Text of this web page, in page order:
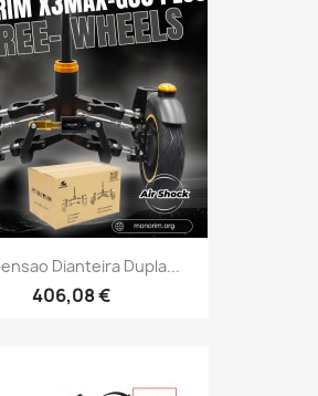
Dianteira Dupla...
406,08 €